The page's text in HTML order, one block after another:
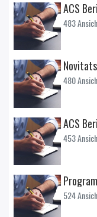
ACS
483
480
ACS
453
524